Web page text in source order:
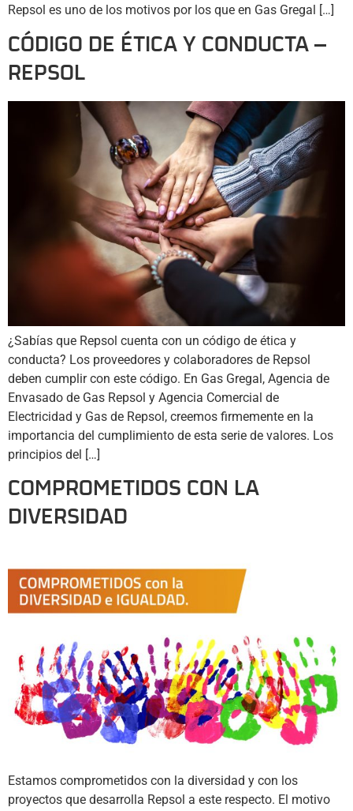
Repsol es uno de los motivos por los que en Gas Gregal […]
CÓDIGO DE ÉTICA Y CONDUCTA –
REPSOL
¿Sabías que Repsol cuenta con un código de ética y
conducta? Los proveedores y colaboradores de Repsol
deben cumplir con este código. En Gas Gregal, Agencia de
Envasado de Gas Repsol y Agencia Comercial de
Electricidad y Gas de Repsol, creemos firmemente en la
importancia del cumplimiento de esta serie de valores. Los
principios del […]
COMPROMETIDOS CON LA
DIVERSIDAD
Estamos comprometidos con la diversidad y con los
proyectos que desarrolla Repsol a este respecto. El motivo